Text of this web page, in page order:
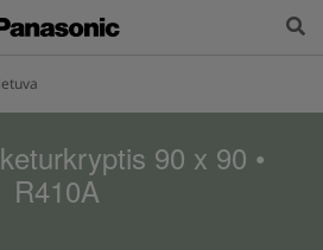
90 x 90 •
R410A